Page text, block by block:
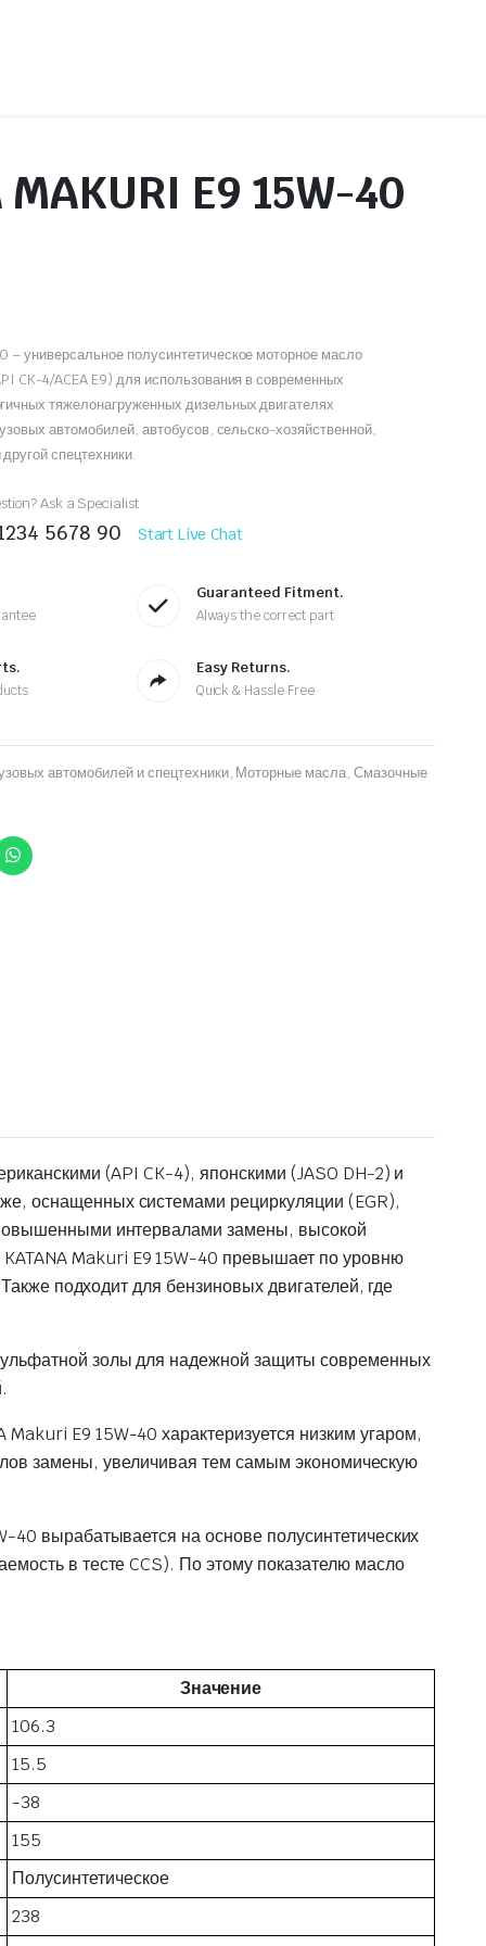
Детали цилиндро-поршневой группы
MAKURI E9 15W-40
– универсальное полусинтетическое моторное масло
CK-4/ACEA E9) для использования в современных
тяжелонагруженных дизельных двигателях
автомобилей, автобусов, сельско-хозяйственной,
спецтехники.
Ask a Specialist
5678 90 Start Live Chat
Guaranteed Fitment.
Always the correct part
Easy Returns.
Quick & Hassle Free
автомобилей и спецтехники, Моторные масла,Смазочные
(API CK-4), японскими (JASO DH-2) и
оснащенных системами рециркуляции (EGR),
интервалами замены, высокой
Makuri E9 15W-40 превышает по уровню
подходит для бензиновых двигателей, где
золы для надежной защиты современных
Makuri E9 15W-40 характеризуется низким угаром,
замены, увеличивая тем самым экономическую
вырабатывается на основе полусинтетических
в тесте CCS). По этому показателю масло
Значение
106.3
15.5
-38
155
Полусинтетическое
238